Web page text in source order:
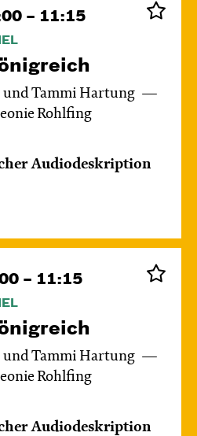
– 11:15
und Tammi Hartung
Rohlfing
Audiodeskription
– 11:15
und Tammi Hartung
Rohlfing
Audiodeskription